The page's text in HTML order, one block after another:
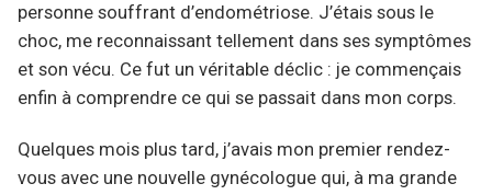
personne souffrant d’endométriose. J’étais sous le
choc, me reconnaissant tellement dans ses symptômes
et son vécu. Ce fut un véritable déclic : je commençais
enfin à comprendre ce qui se passait dans mon corps.
Quelques mois plus tard, j’avais mon premier rendez-
vous avec une nouvelle gynécologue qui, à ma grande